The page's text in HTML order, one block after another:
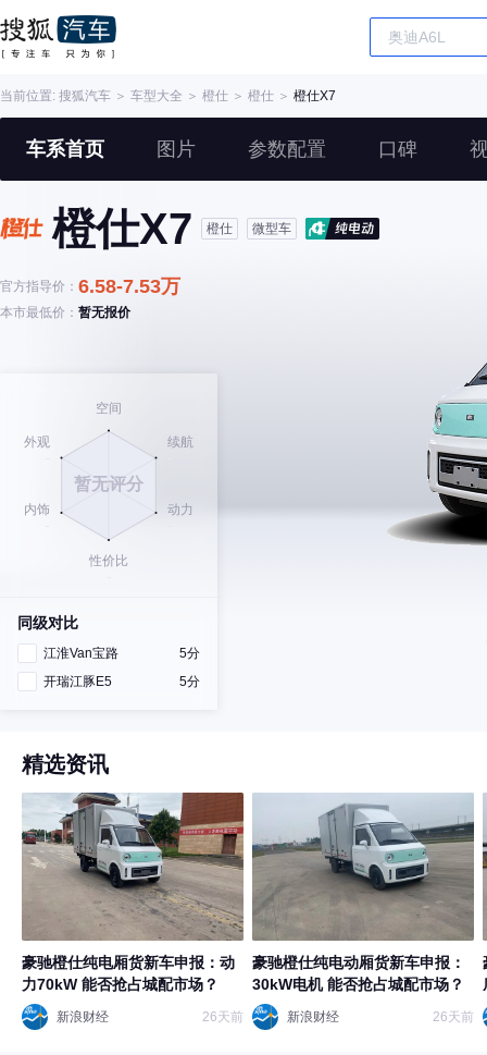
当前位置: 搜狐汽车 ＞ 车型大全 ＞ 橙仕 ＞ 橙仕 ＞ 橙仕X7
车系首页 图片 参数配置 口碑
橙仕X7 橙仕 微型车
官方指导价： 6.58-7.53万
本市最低价： 暂无报价
同级对比
江淮Van宝路
5分
开瑞江豚E5
5分
精选资讯
豪驰橙仕纯电厢货新车申报：动
力70kW 能否抢占城配市场？
新浪财经 26天前
豪驰橙仕纯电动厢货新车申报：
30kW电机 能否抢占城配市场？
新浪财经 26天前